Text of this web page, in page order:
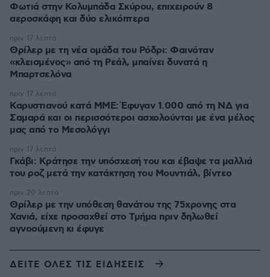
Φωτιά στην Κολυμπάδα Σκύρου, επιχειρούν 8
αεροσκάφη και δύο ελικόπτερα
Θρίλερ με τη νέα ομάδα του Ρόδρι: Φαινόταν
«κλεισμένος» από τη Ρεάλ, μπαίνει δυνατά η
Μπαρτσελόνα
πριν 17 λεπτά
Καρυστιανού κατά ΜΜΕ: Έφυγαν 1.000 από τη ΝΔ για
Σαμαρά και οι περισσότεροι ασχολούνται με ένα μέλος
μας από το Μεσολόγγι
πριν 17 λεπτά
Γκάβι: Κράτησε την υπόσχεσή του και έβαψε τα μαλλιά
του ροζ μετά την κατάκτηση του Μουντιάλ, βίντεο
πριν 17 λεπτά
Θρίλερ με την υπόθεση θανάτου της 75χρονης στα
Χανιά, είχε προσαχθεί στο Τμήμα πριν δηλωθεί
αγνοούμενη κι έφυγε
πριν 20 λεπτά
ΔΕΙΤΕ ΟΛΕΣ ΤΙΣ ΕΙΔΗΣΕΙΣ